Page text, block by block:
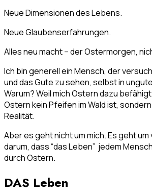
Neue Dimensionen des Lebens.
Neue Glaubenserfahrungen.
Alles neu macht – der Ostermorgen,
Ich bin generell ein Mensch, der
und das Gute zu sehen, selbst in
Warum? Weil mich Ostern dazu
Ostern kein Pfeifen im Wald ist,
Realität.
Aber es geht nicht um mich. Es geht um
darum, dass “das Leben” jedem
durch Ostern.
DAS Leben